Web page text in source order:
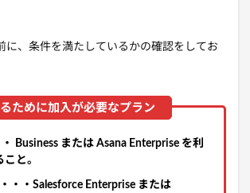
に、条件を満たしているかの確認をしてお
Business または Asana Enterprise を利
と。
・・Salesforce Enterprise または